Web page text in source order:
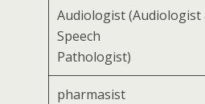
Audiologist (Audiologist
Speech
Pathologist)
pharmasist